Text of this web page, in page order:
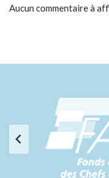
Aucun commentaire à